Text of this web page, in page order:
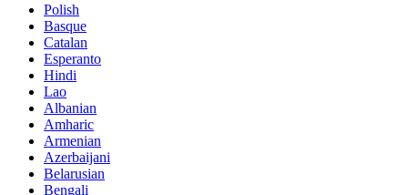
Polish
Basque
Catalan
Esperanto
Hindi
Lao
Albanian
Amharic
Armenian
Azerbaijani
Belarusian
Bengali